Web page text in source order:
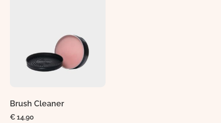
Brush Cleaner
€14,90